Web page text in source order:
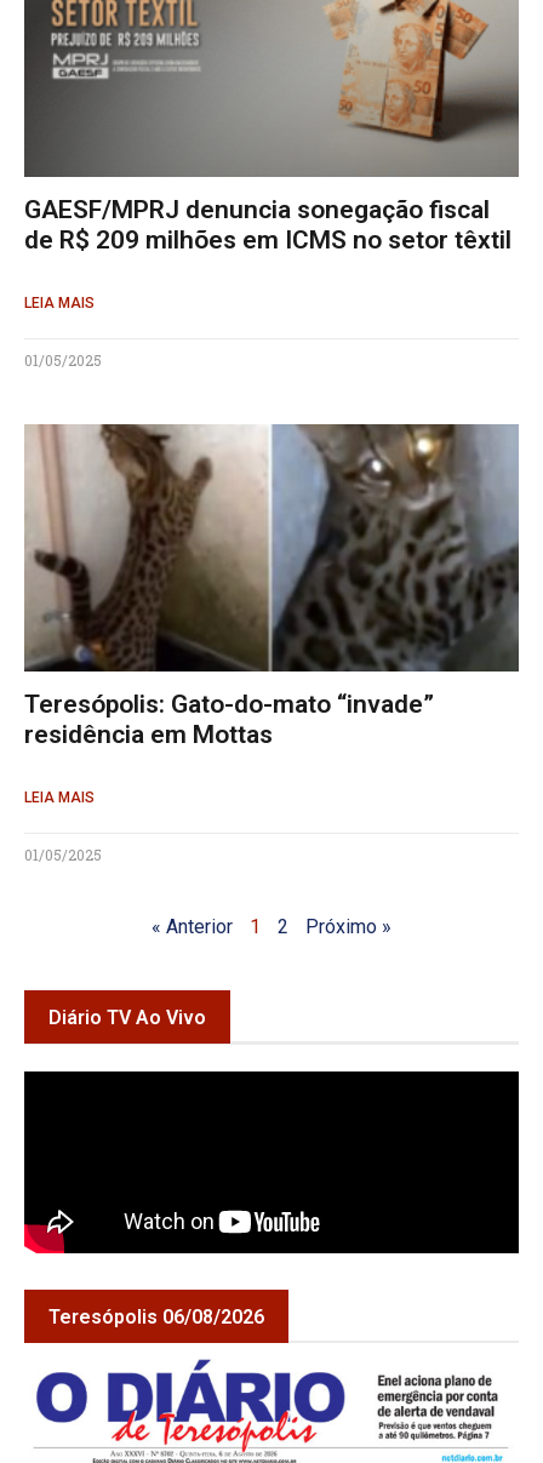
GAESF/MPRJ denuncia sonegação fiscal
de R$ 209 milhões em ICMS no setor têxtil
LEIA MAIS
01/05/2025
Teresópolis: Gato-do-mato “invade”
residência em Mottas
LEIA MAIS
01/05/2025
« Anterior 1 2 Próximo »
Diário TV Ao Vivo
Teresópolis 06/08/2026